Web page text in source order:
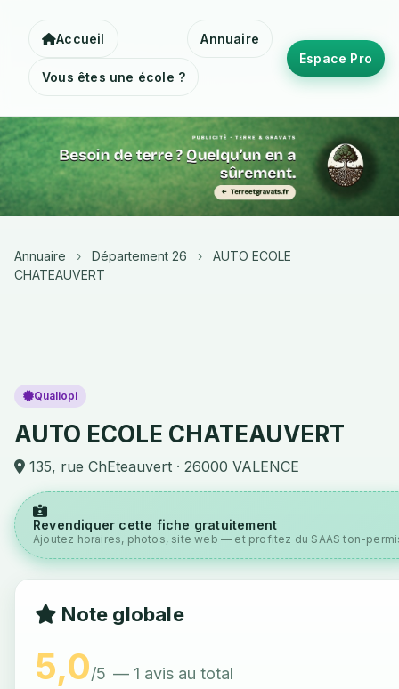
Accueil Annuaire
Vous êtes une école ?
Espace Pro
Annuaire › Département 26 ›
AUTO ECOLE
CHATEAUVERT
Qualiopi
AUTO ECOLE CHATEAUVERT
135, rue ChEteauvert · 26000 VALENCE
Revendiquer cette fiche gratuitement
Ajoutez horaires, photos, site web — et profitez du SAAS ton-
Note globale
5,0/5 — 1 avis au total